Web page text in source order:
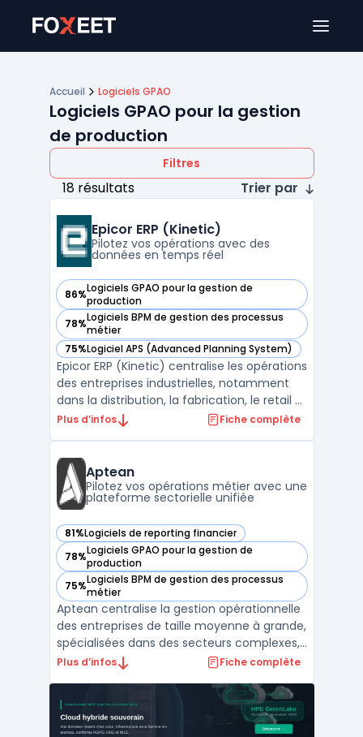
Accueil Logiciels GPAO
Logiciels GPAO pour la gestion
de production
Filtres
18 résultats Trier par
Epicor ERP (Kinetic)
Pilotez vos opérations avec des
données en temps réel
86%Logiciels GPAO pour la gestion de
production
— voir Epicor ERP (Kinetic) dans cette catégorie
78%Logiciels BPM de gestion des processus
métier
— voir Epicor ERP (Kinetic) dans cette catégorie
75%Logiciel APS (Advanced Planning System)
— voir Epicor ERP (Kinetic) dans cette catégorie
Epicor ERP (Kinetic) centralise les opérations
des entreprises industrielles, notamment
dans la distribution, la fabrication, le retail et
les matériaux de construction. Le logiciel
accès direct à des reportings ER ...
Plus d’infos Fiche complète
Aptean
Pilotez vos opérations métier avec une
plateforme sectorielle unifiée
81%Logiciels de reporting financier
— voir Aptean dans cette catégorie
78%Logiciels GPAO pour la gestion de
production
— voir Aptean dans cette catégorie
75%Logiciels BPM de gestion des processus
métier
— voir Aptean dans cette catégorie
Aptean centralise la gestion opérationnelle
des entreprises de taille moyenne à grande,
spécialisées dans des secteurs complexes,
en connectant la plateforme logicielle
spécifiques. Le produit est destiné aux
organisations confrontées à la
multiplication d ...
Plus d’infos Fiche complète